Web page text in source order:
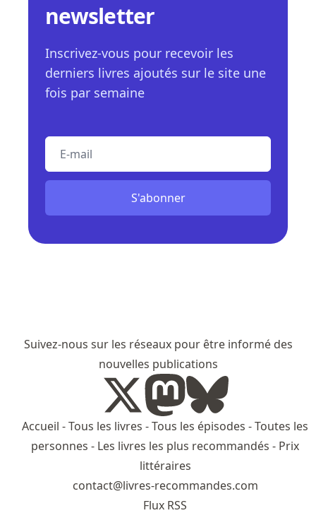
newsletter
Inscrivez-vous pour recevoir les
derniers livres ajoutés sur le site une
fois par semaine
S'abonner
Suivez-nous sur les réseaux pour être informé des
nouvelles publications
Accueil -Tous les livres -Tous les épisodes -Toutes les
personnes - Les livres les plus recommandés - Prix
littéraires
contact@livres-recommandes.com
Flux RSS